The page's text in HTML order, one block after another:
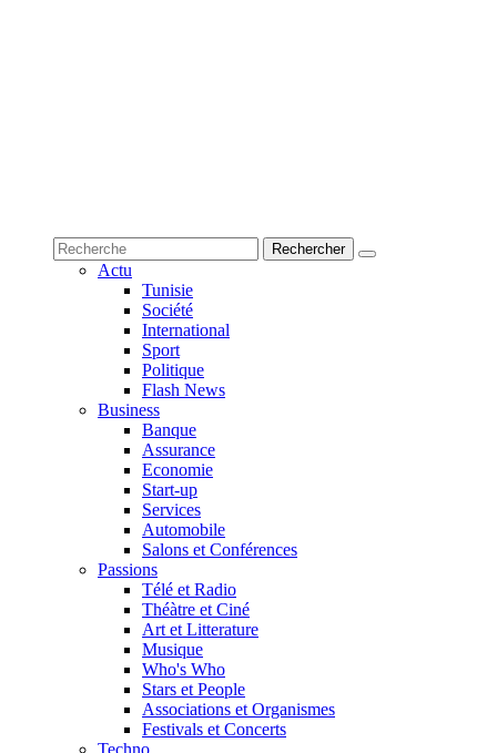
Actu
Tunisie
Société
International
Sport
Politique
Flash News
Business
Banque
Assurance
Economie
Start-up
Services
Automobile
Salons et Conférences
Passions
Télé et Radio
Théàtre et Ciné
Art et Litterature
Musique
Who's Who
Stars et People
Associations et Organismes
Festivals et Concerts
Techno